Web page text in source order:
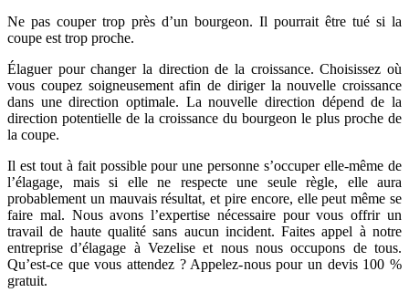
Ne pas couper trop près d’un bourgeon. Il pourrait être tué si la
coupe est trop proche.
Élaguer pour changer la direction de la croissance. Choisissez où
vous coupez soigneusement afin de diriger la nouvelle croissance
dans une direction optimale. La nouvelle direction dépend de la
direction potentielle de la croissance du bourgeon le plus proche de
la coupe.
Il est tout à fait possible pour une personne s’occuper elle-même de
l’élagage, mais si elle ne respecte une seule règle, elle aura
probablement un mauvais résultat, et pire encore, elle peut même se
faire mal. Nous avons l’expertise nécessaire pour vous offrir un
travail de haute qualité sans aucun incident. Faites appel à notre
entreprise d’élagage à Vezelise et nous nous occupons de tous.
Qu’est-ce que vous attendez ? Appelez-nous pour un devis 100 %
gratuit.